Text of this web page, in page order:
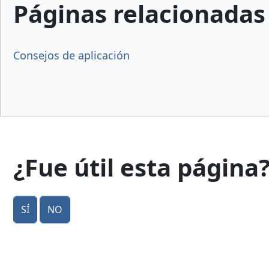
Páginas relacionadas
Consejos de aplicación
¿Fue útil esta
Sí No